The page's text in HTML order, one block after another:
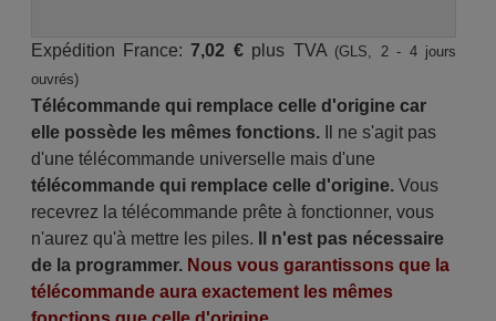
Expédition France:7,02 €plus TVA (GLS, 2 - 4 jours
ouvrés)
Télécommande qui remplace celle d'origine car
elle possède les mêmes fonctions.Il ne s'agit pas
d'une télécommande universelle mais d'une
télécommande qui remplace celle d'origine.Vous
recevrez la télécommande prête à fonctionner, vous
n'aurez qu'à mettre les piles.
Il n'est pas nécessaire
de la programmer. Nous vous garantissons que la
télécommande aura exactement les mêmes